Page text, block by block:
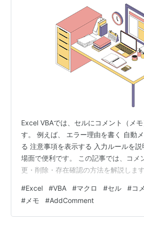
Excel VBAでは、セルにコメント（メ
す。 例えば、 エラー理由を書く 自動
る 注意事項を表示する 入力ルールを説
場面で便利です。 この記事では、コメ
更・削除・存在確認の方法を解説しま
AddComment()
してください"End Sub 実行結果 実行
を確認してください というコメントが
#Excel #VBA #マクロ #セル #コ
# メモ #AddComment